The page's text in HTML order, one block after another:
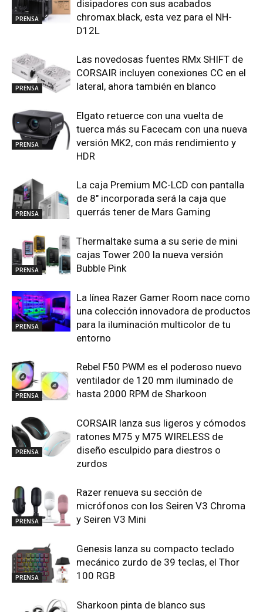
PRENSA
disipadores con sus acabados
chromax.black, esta vez para el NH-
D12L
PRENSA
Las novedosas fuentes RMx SHIFT de
CORSAIR incluyen conexiones CC en el
lateral, ahora también en blanco
PRENSA
Elgato retuerce con una vuelta de
tuerca más su Facecam con una nueva
versión MK2, con más rendimiento y
HDR
PRENSA
La caja Premium MC-LCD con pantalla
de 8″ incorporada será la caja que
querrás tener de Mars Gaming
PRENSA
Thermaltake suma a su serie de mini
cajas Tower 200 la nueva versión
Bubble Pink
PRENSA
La línea Razer Gamer Room nace como
una colección innovadora de productos
para la iluminación multicolor de tu
entorno
PRENSA
Rebel F50 PWM es el poderoso nuevo
ventilador de 120 mm iluminado de
hasta 2000 RPM de Sharkoon
PRENSA
CORSAIR lanza sus ligeros y cómodos
ratones M75 y M75 WIRELESS de
diseño esculpido para diestros o
zurdos
PRENSA
Razer renueva su sección de
micrófonos con los Seiren V3 Chroma
y Seiren V3 Mini
PRENSA
Genesis lanza su compacto teclado
mecánico zurdo de 39 teclas, el Thor
100 RGB
Sharkoon pinta de blanco sus